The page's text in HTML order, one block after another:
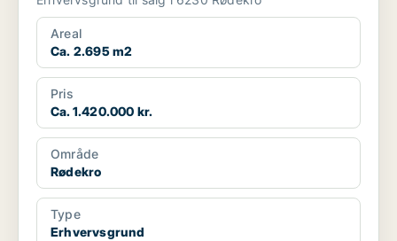
Areal
Ca. 2.695 m2
Pris
Ca. 1.420.000 kr.
Område
Rødekro
Type
Erhvervsgrund